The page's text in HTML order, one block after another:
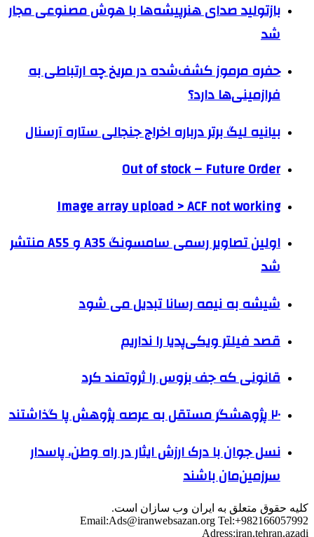
بازتولید صدای هنرپیشه‌ها با هوش مصنوعی مجار
شد
حفره مرموز کشف‌شده در مریخ چه ارتباطی به
فرازمینی‌ها دارد؟
بیانیه لیگ برتر درباره اخراج جنجالی ستاره آرسنال
Out of stock – Future Order
Image array upload > ACF not working
اولین تصاویر رسمی سامسونگ A35 و A55 منتشر
شد
شیشه به نیمه رسانا تبدیل می شود
قصد فیلتر ویکی‌پدیا را نداریم
قانونی که جف بزوس را ثروتمند کرد
۲۰ پژوهشگر مستقل به عرصه پژوهش پا گذاشتند
نسل جوان با درک ارزش ایثار در راه وطن، پاسدار
سرزمین‌مان باشند
کلیه حقوق متعلق به ایران وب سازان است.
Email:Ads@iranwebsazan.org Tel:+982166057992
Adress:iran,tehran,azadi